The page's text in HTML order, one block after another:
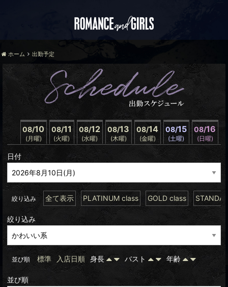
ホーム 出勤予定
08/10
(月曜)
08/11
(火曜)
08/12
(水曜)
08/13
(木曜)
08/14
(金曜)
08/15
(土曜)
08/16
(日曜)
日付
絞り込み 全て表示 PLATINUM class GOLD class
絞り込み
並び順 標準 入店日順 身長 バスト 年齢
並び順